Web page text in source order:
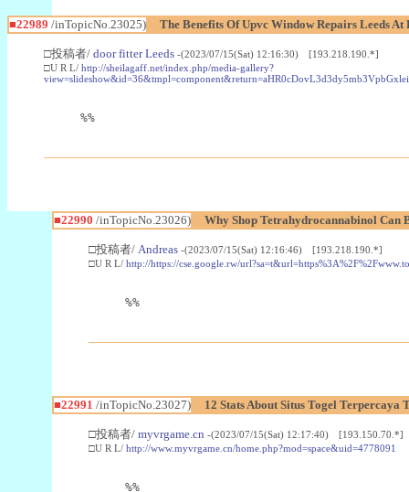
■22989 /inTopicNo.23025) The Benefits Of Upvc Window Repairs Leeds
□投稿者/ door fitter Leeds -(2023/07/15(Sat) 12:16:30) [193.218.190.*]
□U R L/ http://sheilagaff.net/index.php/media-gallery?
%%
■22990 /inTopicNo.23026) Why Shop Tetrahydrocannabinol Can
□投稿者/ Andreas -(2023/07/15(Sat) 12:16:46) [193.218.190.*]
□U R L/ http://https://cse.google.rw/
%%
■22991 /inTopicNo.23027) 12 Stats About Situs Togel Terpercaya
□投稿者/ myvrgame.cn -(2023/07/15(Sat) 12:17:40) [193.150.70.*]
□U R L/ http://www.myvrgame.cn/home.php?mod=space&uid=4778091
%%